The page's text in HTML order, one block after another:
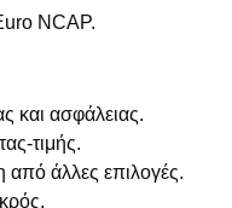
NCAP.
και ασφάλειας.
τιμής.
άλλες επιλογές.